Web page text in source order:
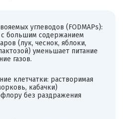
углеводов (FODMAPs):
большим содержанием
(лук, чеснок, яблоки,
уменьшает питание
газов.
клетчатки: растворимая
кабачки)
без раздражения